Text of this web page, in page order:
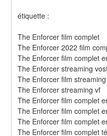
étiquette :
The Enforcer film complet
The Enforcer 2022 film
The Enforcer film complet
The Enforcer streaming
The Enforcer film streaming
The Enforcer streaming vf
The Enforcer film complet
The Enforcer film complet
The Enforcer film complet
The Enforcer film complet